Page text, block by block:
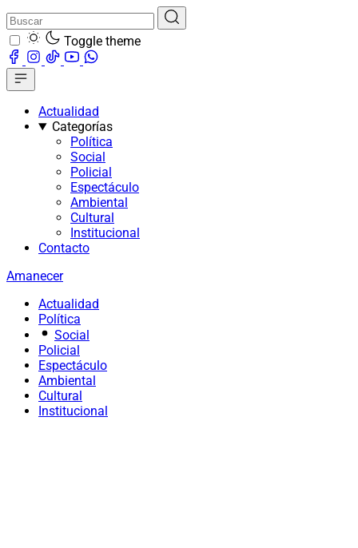
Toggle theme
Actualidad
Categorías
Política
Social
Policial
Espectáculo
Ambiental
Cultural
Institucional
Contacto
Amanecer
Actualidad
Política
Social
Policial
Espectáculo
Ambiental
Cultural
Institucional